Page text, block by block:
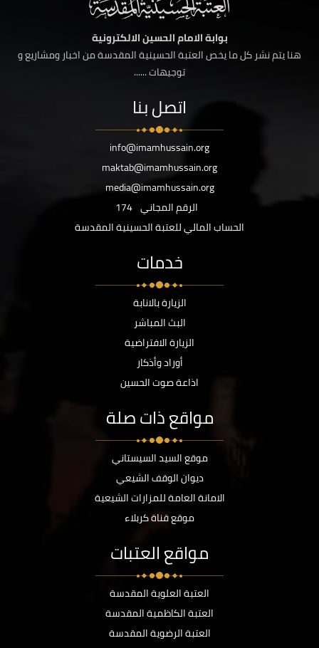
بوابة الامام الحسين الالكترونية
هنا يتم نشر كل ما يخص العتبة الحسينية المقدسة من اخبار ومشاريع و
توجيهات ......
اتصل بنا
info@imamhussain.org
maktab@imamhussain.org
media@imamhussain.org
الرقم المجاني 174
الحساب المالي للعتبة الحسينية المقدسة
خدمات
الزيارة بالانابة
البث المباشر
الزيارة الافتراضية
أوراد وأذكار
اذاعة صوت الحسين
مواقع ذات صلة
موقع السيد السيستاني
ديوان الوقف الشيعي
الامانة العامة للمزارات الشيعية
موقع قناة كربلاء
مواقع العتبات
العتبة العلوية المقدسة
العتبة الكاظمية المقدسة
العتبة الرضوية المقدسة